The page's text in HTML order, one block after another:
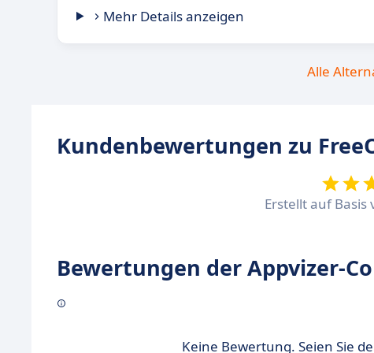
Mehr Details anzeigen
Alle
Kundenbewertungen zu
Erstellt auf Basis
Bewertungen der Appvizer-
Keine Bewertung. Seien Sie